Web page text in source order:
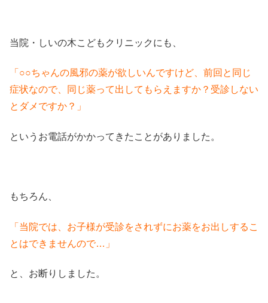
当院・しいの木こどもクリニックにも、
「○○ちゃんの風邪の薬が欲しいんですけど、前回と同じ
症状なので、同じ薬って出してもらえますか？受診しない
とダメですか？」
というお電話がかかってきたことがありました。
もちろん、
「当院では、お子様が受診をされずにお薬をお出しするこ
とはできませんので…」
と、お断りしました。